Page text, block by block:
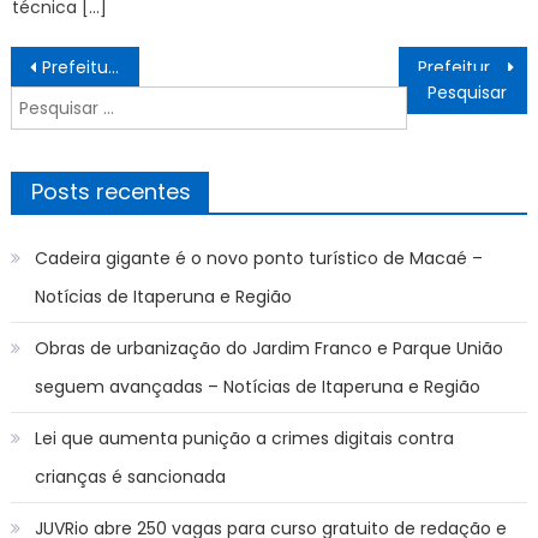
técnica […]
Navegação
de
Post
Prefeitura firma parceria com a Special Olympics e amplia inclusão na prática esportiva – Notícias de Itaperuna e Região
Prefeitura abre inscrições para estágio na área de Saúde – Notícias de Itaperuna e Região
Pesquisar
por:
Posts recentes
Cadeira gigante é o novo ponto turístico de Macaé –
Notícias de Itaperuna e Região
Obras de urbanização do Jardim Franco e Parque União
seguem avançadas – Notícias de Itaperuna e Região
Lei que aumenta punição a crimes digitais contra
crianças é sancionada
JUVRio abre 250 vagas para curso gratuito de redação e